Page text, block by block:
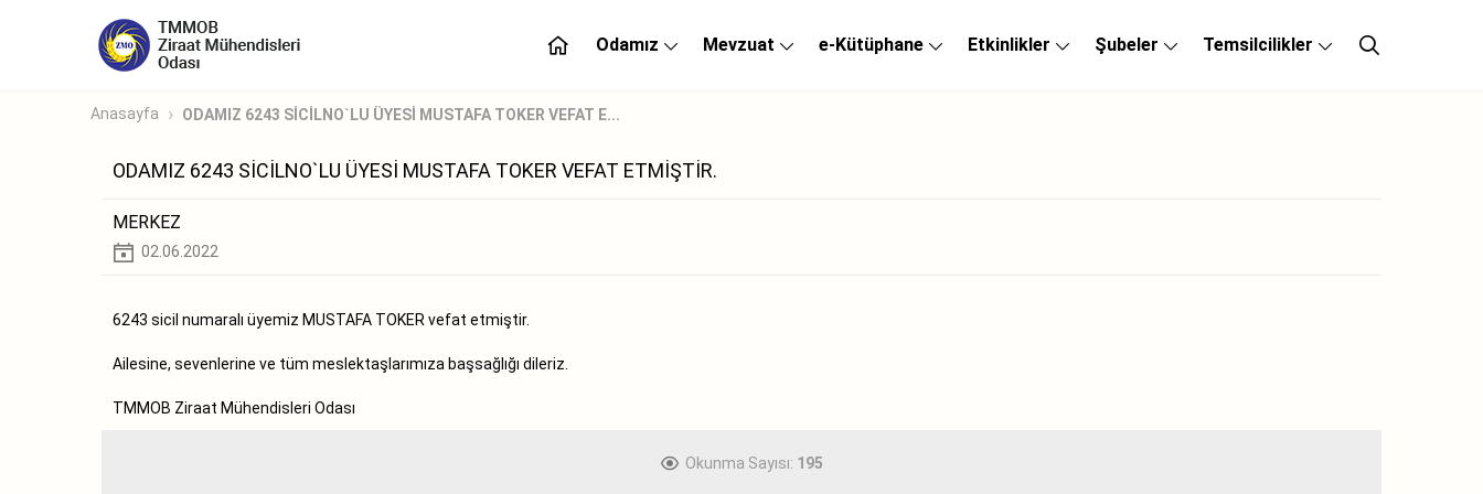
Odamız Mevzuat e-Kütüphane Etkinlikler Şubeler Temsilcilikler
Anasayfa ODAMIZ 6243 SİCİLNO`LU ÜYESİ MUSTAFA TOKER VEFAT E...
ODAMIZ 6243 SİCİLNO`LU ÜYESİ MUSTAFA TOKER VEFAT ETMİŞTİR.
MERKEZ
02.06.2022
6243 sicil numaralı üyemiz MUSTAFA TOKER vefat etmiştir.
Ailesine, sevenlerine ve tüm meslektaşlarımıza başsağlığı dileriz.
TMMOB Ziraat Mühendisleri Odası
Okunma Sayısı: 195